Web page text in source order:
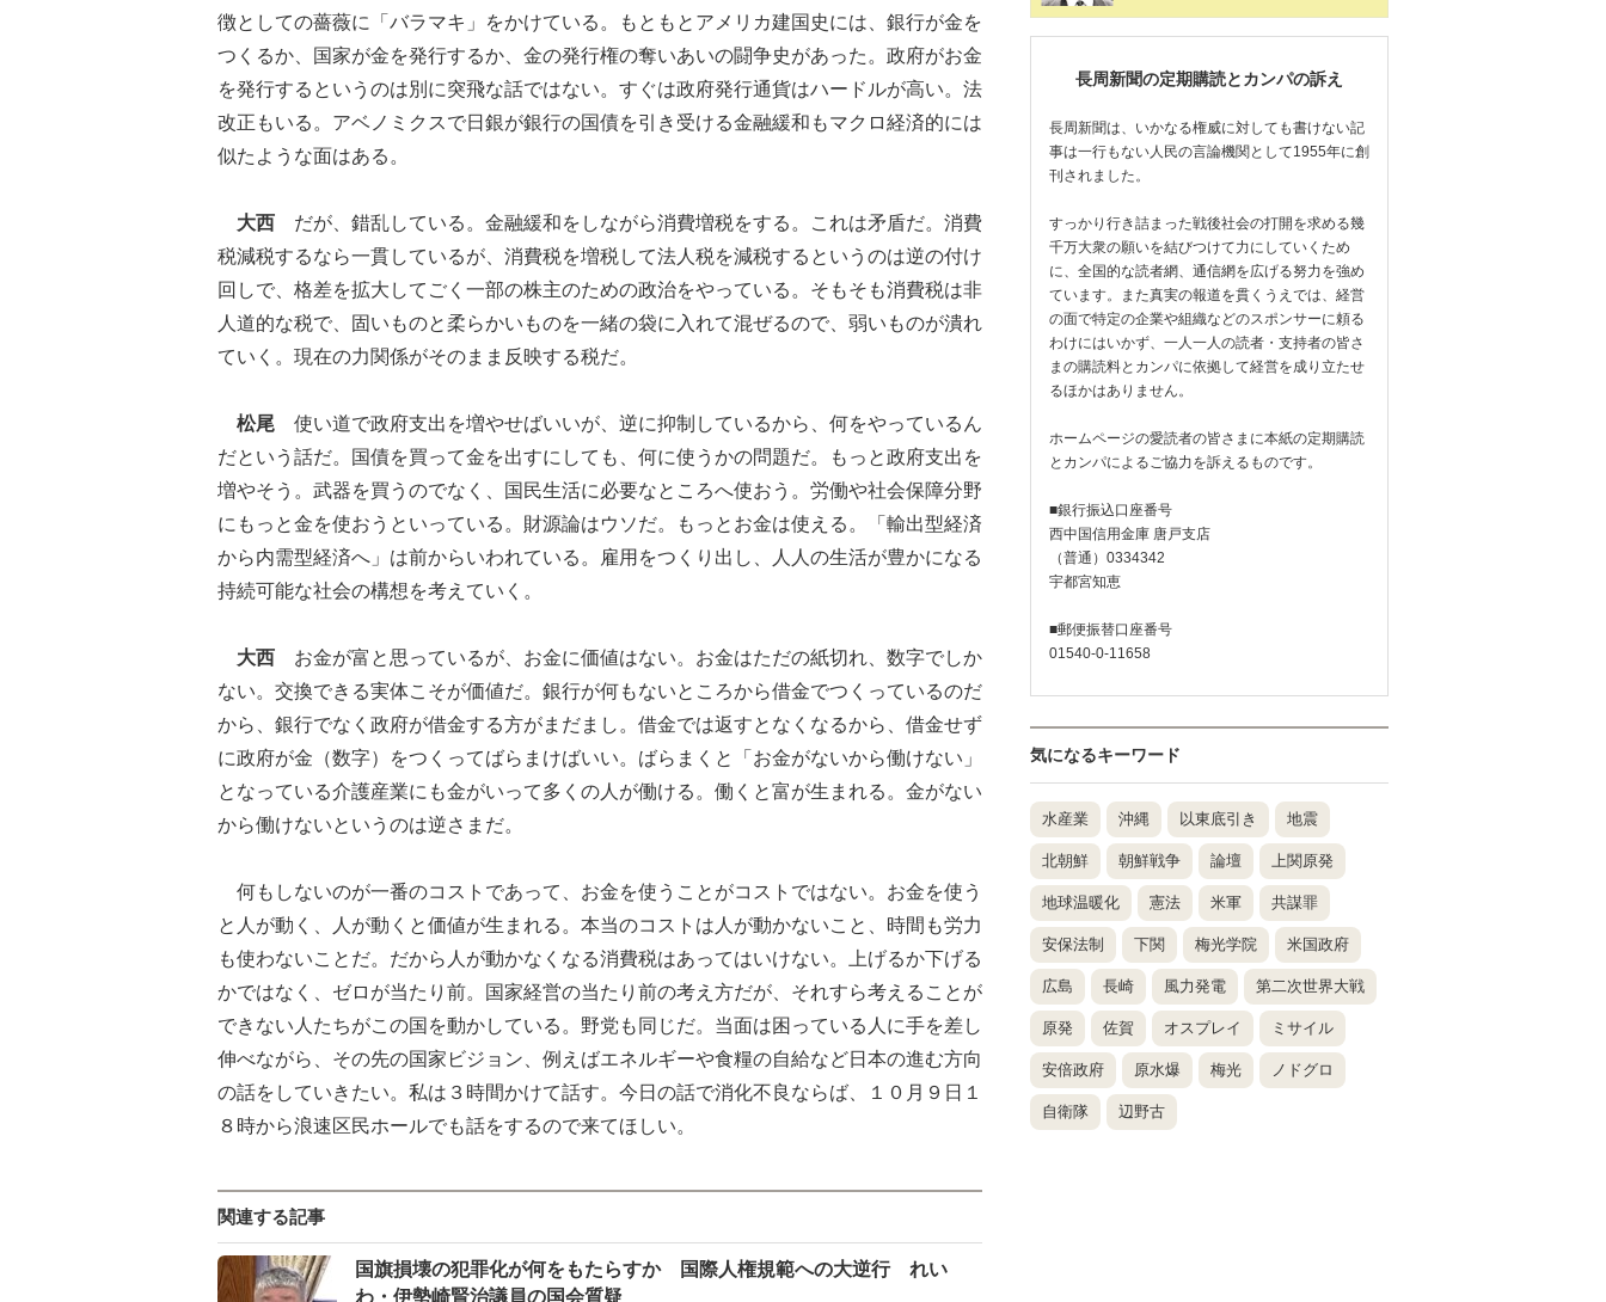
徴としての薔薇に「バラマキ」をかけている。もともとアメリカ建国史には、銀行が金を
つくるか、国家が金を発行するか、金の発行権の奪いあいの闘争史があった。政府がお金
を発行するというのは別に突飛な話ではない。すぐは政府発行通貨はハードルが高い。法
改正もいる。アベノミクスで日銀が銀行の国債を引き受ける金融緩和もマクロ経済的には
似たような面はある。
大西 だが、錯乱している。金融緩和をしながら消費増税をする。これは矛盾だ。消費
税減税するなら一貫しているが、消費税を増税して法人税を減税するというのは逆の付け
回しで、格差を拡大してごく一部の株主のための政治をやっている。そもそも消費税は非
人道的な税で、固いものと柔らかいものを一緒の袋に入れて混ぜるので、弱いものが潰れ
ていく。現在の力関係がそのまま反映する税だ。
松尾 使い道で政府支出を増やせばいいが、逆に抑制しているから、何をやっているん
だという話だ。国債を買って金を出すにしても、何に使うかの問題だ。もっと政府支出を
増やそう。武器を買うのでなく、国民生活に必要なところへ使おう。労働や社会保障分野
にもっと金を使おうといっている。財源論はウソだ。もっとお金は使える。「輸出型経済
から内需型経済へ」は前からいわれている。雇用をつくり出し、人人の生活が豊かになる
持続可能な社会の構想を考えていく。
大西 お金が富と思っているが、お金に価値はない。お金はただの紙切れ、数字でしか
ない。交換できる実体こそが価値だ。銀行が何もないところから借金でつくっているのだ
から、銀行でなく政府が借金する方がまだまし。借金では返すとなくなるから、借金せず
に政府が金（数字）をつくってばらまけばいい。ばらまくと「お金がないから働けない」
となっている介護産業にも金がいって多くの人が働ける。働くと富が生まれる。金がない
から働けないというのは逆さまだ。
何もしないのが一番のコストであって、お金を使うことがコストではない。お金を使う
と人が動く、人が動くと価値が生まれる。本当のコストは人が動かないこと、時間も労力
も使わないことだ。だから人が動かなくなる消費税はあってはいけない。上げるか下げる
かではなく、ゼロが当たり前。国家経営の当たり前の考え方だが、それすら考えることが
できない人たちがこの国を動かしている。野党も同じだ。当面は困っている人に手を差し
伸べながら、その先の国家ビジョン、例えばエネルギーや食糧の自給など日本の進む方向
の話をしていきたい。私は３時間かけて話す。今日の話で消化不良ならば、１０月９日１
８時から浪速区民ホールでも話をするので来てほしい。
関連する記事
国旗損壊の犯罪化が何をもたらすか 国際人権規範への大逆行 れい
わ・伊勢崎賢治議員の国会質疑
長周新聞の定期購読とカンパの訴え
長周新聞は、いかなる権威に対しても書けない記
事は一行もない人民の言論機関として1955年に創
刊されました。
すっかり行き詰まった戦後社会の打開を求める幾
千万大衆の願いを結びつけて力にしていくため
に、全国的な読者網、通信網を広げる努力を強め
ています。また真実の報道を貫くうえでは、経営
の面で特定の企業や組織などのスポンサーに頼る
わけにはいかず、一人一人の読者・支持者の皆さ
まの購読料とカンパに依拠して経営を成り立たせ
るほかはありません。
ホームページの愛読者の皆さまに本紙の定期購読
とカンパによるご協力を訴えるものです。
■銀行振込口座番号
西中国信用金庫 唐戸支店
（普通）0334342
宇都宮知恵
■郵便振替口座番号
01540-0-11658
気になるキーワード
水産業 沖縄 以東底引き 地震
北朝鮮 朝鮮戦争 論壇 上関原発
地球温暖化 憲法 米軍 共謀罪
安保法制 下関 梅光学院 米国政府
広島 長崎 風力発電 第二次世界大戦
原発 佐賀 オスプレイ ミサイル
安倍政府 原水爆 梅光 ノドグロ
自衛隊 辺野古